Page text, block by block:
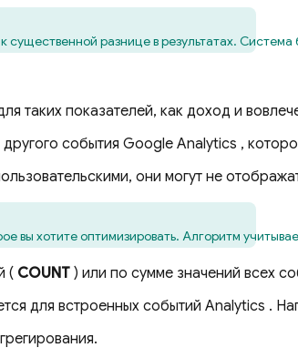
разнице в результатах.
таких показателей, как доход и
события Google Analytics ,
они могут не
вы хотите оптимизировать. Алгоритм
( COUNT ) или по сумме значений всех
для встроенных событий Analytics .